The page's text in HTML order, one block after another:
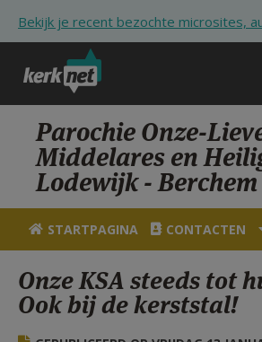
Bekijk je recent bezochte microsites,
STARTPAGINA
KERK
VIERINGEN
SHOP
ZOEKEN
HULP
Parochie Onze-
Middelares en
Lodewijk - Berchem
STARTPAGINA CONTACTEN
Onze KSA steeds tot
Ook bij de kerststal!